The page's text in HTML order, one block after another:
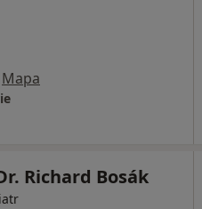
Mapa
Richard Bosák